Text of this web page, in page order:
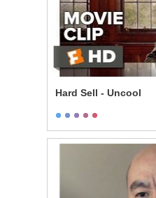
Hard Sell - Uncool